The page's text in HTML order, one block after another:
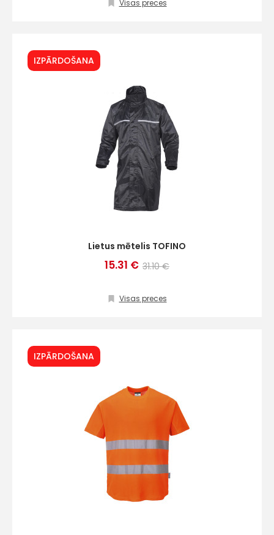
Visas preces
IZPĀRDOŠANA
Lietus mētelis TOFINO
15.31 € 31.10 €
Visas preces
IZPĀRDOŠANA
mums!
Atbildēsim
pēc
iespējas
ātrāk
Vārds
Ziņojums
Piekrītu SIA Hards
+